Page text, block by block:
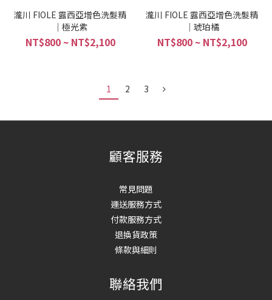
瀧川 FIOLE 露西亞增色洗髮精
｜極光紫
NT$800 ~ NT$2,100
瀧川 FIOLE 露西亞增色洗髮精
｜琥珀橘
NT$800 ~ NT$2,100
1 2 3
顧客服務
常見問題
運送服務方式
付款服務方式
退換貨政策
條款與細則
聯絡我們